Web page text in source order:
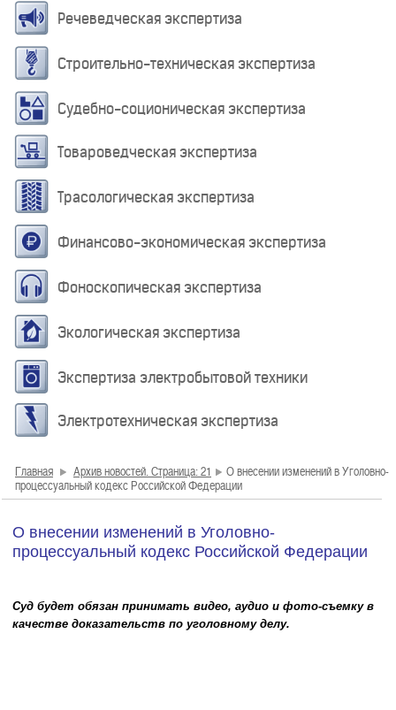
Речеведческая экспертиза
Строительно-техническая экспертиза
Судебно-соционическая экспертиза
Товароведческая экспертиза
Трасологическая экспертиза
Финансово-экономическая экспертиза
Фоноскопическая экспертиза
Экологическая экспертиза
Экспертиза электробытовой техники
Электротехническая экспертиза
Главная Архив новостей. Страница: 21
О внесении изменений в Уголовно-
процессуальный кодекс Российской Федерации
О внесении изменений в Уголовно-
процессуальный кодекс Российской Федерации
Суд будет обязан принимать видео, аудио и фото-съемку в
качестве доказательств по уголовному делу.